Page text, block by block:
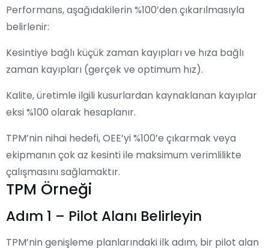
Performans, aşağıdakilerin %100’den çıkarılmasıyla
belirlenir:
Kesintiye bağlı küçük zaman kayıpları ve hıza bağlı
zaman kayıpları (gerçek ve optimum hız).
Kalite, üretimle ilgili kusurlardan kaynaklanan kayıplar
eksi %100 olarak hesaplanır.
TPM’nin nihai hedefi, OEE’yi %100’e çıkarmak veya
ekipmanın çok az kesinti ile maksimum verimlilikte
çalışmasını sağlamaktır.
TPM Örneği
Adım 1 – Pilot Alanı Belirleyin
TPM’nin genişleme planlarındaki ilk adım, bir pilot alan